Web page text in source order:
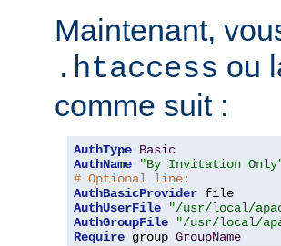
Maintenant,
.htaccess ou
comme suit :
AuthType Basic
AuthName
"By Invitation
# Optional line:
AuthBasicProvider
AuthUserFile
"/usr/local/
AuthGroupFile
"/usr/local/
Require group GroupName